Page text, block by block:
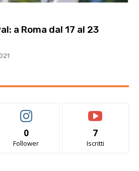
a Roma dal 17 al 23
0
Follower
7
Iscritti